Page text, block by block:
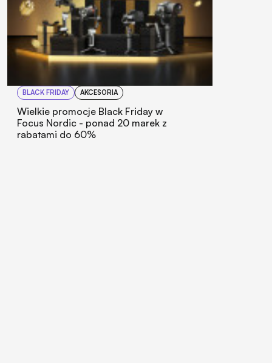
BLACK FRIDAY AKCESORIA
Wielkie promocje Black Friday w
Focus Nordic - ponad 20 marek z
rabatami do 60%